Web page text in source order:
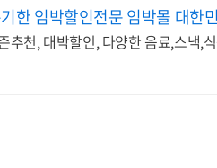
한 임박할인전문 임박몰 대한
추천, 대박할인, 다양한 음료,스낵,